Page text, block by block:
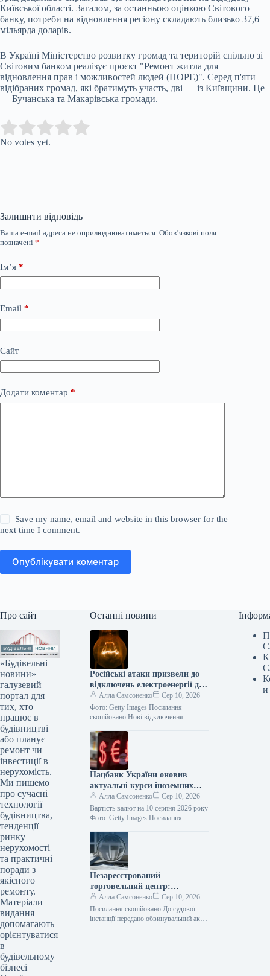
Київської області. Загалом, за останньою оцінкою Світового
банку, потреби на відновлення регіону складають близько 37,6
мільярда доларів.
В Україні Міністерство розвитку громад та територій спільно зі
Світовим банком реалізує проєкт "Ремонт житла для
відновлення прав і можливостей людей (HOPE)". Серед п'яти
відібраних громад, які братимуть участь, дві — із Київщини. Це
— Бучанська та Макарівська громади.
Rate this item:
No votes yet.
Залишити відповідь
Ваша e-mail адреса не оприлюднюватиметься. Обов’язкові поля
позначені *
Ім’я *
Email *
Сайт
Додати коментар *
Save my name, email and website in this browser for the
next time I comment.
Опублікувати коментар
Про сайт
«Будівельні
новини» —
галузевий
портал для
тих, хто
працює в
будівництві
або планує
ремонт чи
інвестиції в
нерухомість.
Ми пишемо
про сучасні
технології
будівництва,
тенденції
ринку
нерухомості
та практичні
поради з
якісного
ремонту.
Матеріали
видання
допомагають
орієнтуватися
в
будівельному
бізнесі
Останні новини
Російські атаки призвели до
відключень електроенергії для
споживачів у чотирьох
регіонах.
Алла Самсоненко
Сер 10, 2026
Фото: Getty Images Посилання
скопійовано Нові відключення
Донецькій, Дніпропетровській,
Харківській та Сумській областях
через ворожі обстріли. Цю…
Нацбанк України оновив
актуальні курси іноземних
валют станом на 10 серпня
Алла Самсоненко
Сер 10, 2026
Вартість валют на 10 серпня 2026 року
Фото: Getty Images Посилання
оновили обмінні курси на 10 серпня:…
Незареєстрований
торговельний центр:
відповідатиме посадовець
міграційної служби
Алла Самсоненко
Сер 10, 2026
Посилання скопійовано До судової
інстанції передано обвинувальний акт
и